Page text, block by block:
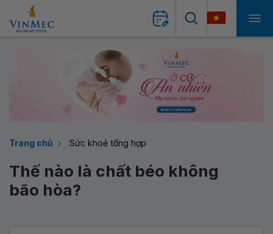
Trang chủ Sức khoẻ tổng hợp
Thế nào là chất béo không
bão hòa?